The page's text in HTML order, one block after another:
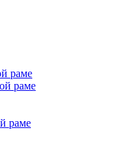
раме
раме
раме